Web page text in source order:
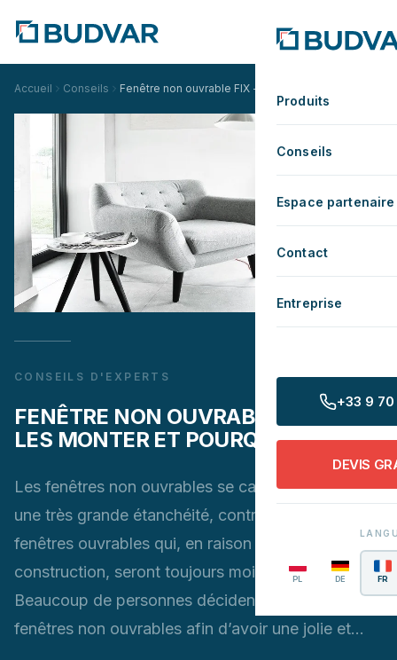
Produits
Conseils
Espace partenaire
Contact
Entreprise
+33 9 70
DEVIS
PL DE FR
Accueil Conseils Fenêtre non ouvrable FIX - où les monter et pourquoi
CONSEILS D'EXPERTS
FENÊTRE NON OUVRABLE FIX - OÙ
LES MONTER ET POURQUOI ?
Les fenêtres non ouvrables se caractérisent par
une très grande étanchéité, contrairement aux
fenêtres ouvrables qui, en raison de leur
construction, seront toujours moins étanches.
Beaucoup de personnes décident d’installer des
fenêtres non ouvrables afin d’avoir une jolie et…